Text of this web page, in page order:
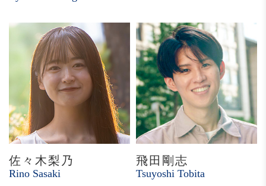
佐々木梨乃
Rino Sasaki
飛田剛志
Tsuyoshi Tobita